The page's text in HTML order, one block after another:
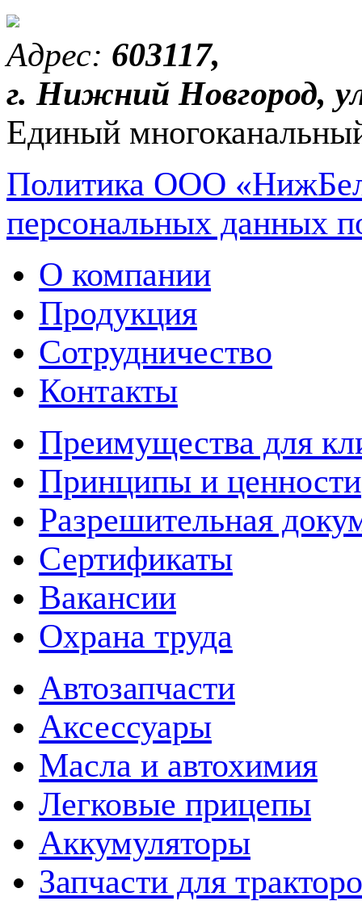
Адрес: 603117,
г. Нижний Новгород,
Единый
Политика ООО
персональных данных
О компании
Продукция
Сотрудничество
Контакты
Преимущества для
Принципы и ценности
Разрешительная
Сертификаты
Вакансии
Охрана труда
Автозапчасти
Аксессуары
Масла и автохимия
Легковые прицепы
Аккумуляторы
Запчасти для